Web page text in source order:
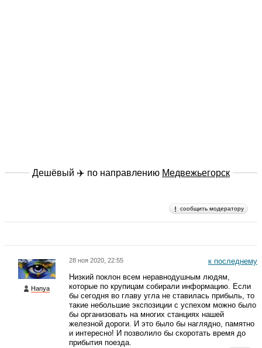
Дешёвый ✈️ по направлению Медвежьегорск
сообщить модератору
к последнему
Hanya
28 ноя 2020, 22:55
Низкий поклон всем неравнодушным людям,
которые по крупицам собирали информацию. Если
бы сегодня во главу угла не ставилась прибыль, то
такие небольшие экспозиции с успехом можно было
бы организовать на многих станциях нашей
железной дороги. И это было бы наглядно, памятно
и интересно! И позволило бы скоротать время до
прибытия поезда.